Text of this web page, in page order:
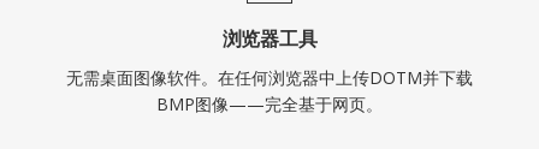
浏览器工具
无需桌面图像软件。在任何浏览器中上传DOTM并下载
BMP图像——完全基于网页。